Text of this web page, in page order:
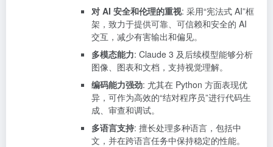
对 AI 安全和伦理的重视: 采用“宪法式 AI”框
架，致力于提供可靠、可信赖和安全的 AI
交互，减少有害输出和偏见。
多模态能力: Claude 3 及后续模型能够分析
图像、图表和文档，支持视觉理解。
编码能力强劲: 尤其在 Python 方面表现优
异，可作为高效的“结对程序员”进行代码生
成、审查和调试。
多语言支持: 擅长处理多种语言，包括中
文，并在跨语言任务中保持稳定的性能。